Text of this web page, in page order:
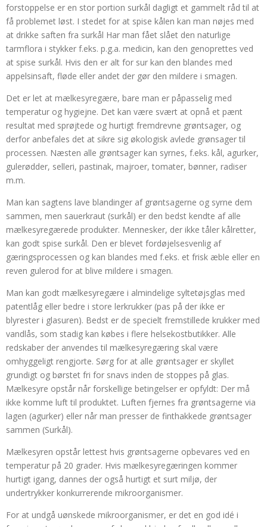
forstoppelse er en stor portion surkål dagligt et gammelt råd til at
få problemet løst. I stedet for at spise kålen kan man nøjes med
at drikke saften fra surkål Har man fået slået den naturlige
tarmflora i stykker f.eks. p.g.a. medicin, kan den genoprettes ved
at spise surkål. Hvis den er alt for sur kan den blandes med
appelsinsaft, fløde eller andet der gør den mildere i smagen.
Det er let at mælkesyregære, bare man er påpasselig med
temperatur og hygiejne. Det kan være svært at opnå et pænt
resultat med sprøjtede og hurtigt fremdrevne grøntsager, og
derfor anbefales det at sikre sig økologisk avlede grønsager til
processen. Næsten alle grøntsager kan syrnes, f.eks. kål, agurker,
gulerødder, selleri, pastinak, majroer, tomater, bønner, radiser
m.m.
Man kan sagtens lave blandinger af grøntsagerne og syrne dem
sammen, men sauerkraut (surkål) er den bedst kendte af alle
mælkesyregærede produkter. Mennesker, der ikke tåler kålretter,
kan godt spise surkål. Den er blevet fordøjelsesvenlig af
gæringsprocessen og kan blandes med f.eks. et frisk æble eller en
reven gulerod for at blive mildere i smagen.
Man kan godt mælkesyregære i almindelige syltetøjsglas med
patentlåg eller bedre i store lerkrukker (pas på der ikke er
blyrester i glasuren). Bedst er de specielt fremstillede krukker med
vandlås, som stadig kan købes i flere helsekostbutikker. Alle
redskaber der anvendes til mælkesyregæring skal være
omhyggeligt rengjorte. Sørg for at alle grøntsager er skyllet
grundigt og børstet fri for snavs inden de stoppes på glas.
Mælkesyre opstår når forskellige betingelser er opfyldt: Der må
ikke komme luft til produktet. Luften fjernes fra grøntsagerne via
lagen (agurker) eller når man presser de finthakkede grøntsager
sammen (Surkål).
Mælkesyren opstår lettest hvis grøntsagerne opbevares ved en
temperatur på 20 grader. Hvis mælkesyregæringen kommer
hurtigt igang, dannes der også hurtigt et surt miljø, der
undertrykker konkurrerende mikroorganismer.
For at undgå uønskede mikroorganismer, er det en god idé i